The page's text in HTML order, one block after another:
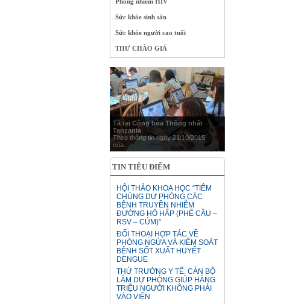
Sức khỏe sinh sản
Sức khỏe người cao tuổi
THƯ CHÀO GIÁ
Tả tại Cộng hòa Thống nhất
Tanzania
Theo thông tin ngày 21/10/2015
của...
TIN TIÊU ĐIỂM
HỘI THẢO KHOA HỌC “TIÊM
CHỦNG DỰ PHÒNG CÁC
BỆNH TRUYỀN NHIỄM
ĐƯỜNG HÔ HẤP (PHẾ CẦU –
RSV – CÚM)”
ĐỐI THOẠI HỢP TÁC VỀ
PHÒNG NGỪA VÀ KIỂM SOÁT
BỆNH SỐT XUẤT HUYẾT
DENGUE
THỨ TRƯỞNG Y TẾ: CÁN BỘ
LÀM DỰ PHÒNG GIÚP HÀNG
TRIỆU NGƯỜI KHÔNG PHẢI
VÀO VIỆN